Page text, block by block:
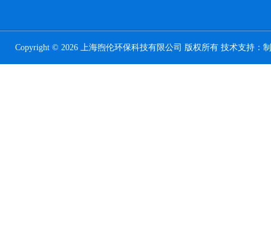
Copyright © 2026 上海煦伦环保科技有限公司 版权所有 技术支持：